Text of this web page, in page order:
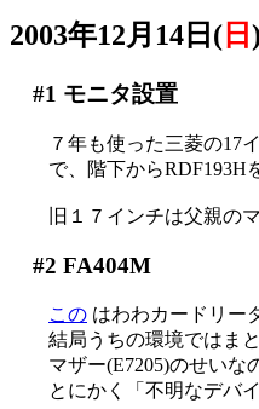
2003年12月14日( 日 )
#1 モニタ設置
７年も使った三菱の17
で、階下からRDF193H
旧１７インチは父親の
#2 FA404M
この はわわカードリー
結局うちの環境ではま
マザー(E7205)のせいな
とにかく「不明なデバ